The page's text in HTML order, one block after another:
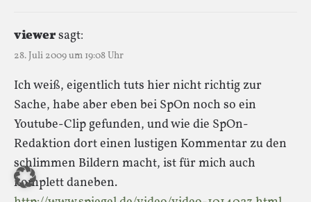
viewersagt:
28. Juli 2009 um 19:08 Uhr
Ich weiß, eigentlich tuts hier nicht richtig zur
Sache, habe aber eben bei SpOn noch so ein
Youtube-Clip gefunden, und wie die SpOn-
Redaktion dort einen lustigen Kommentar zu den
schlimmen Bildern macht, ist für mich auch
komplett daneben.